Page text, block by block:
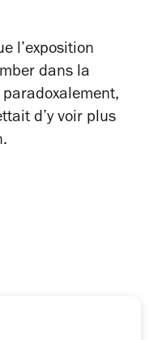
l’exposition
dans la
d’y voir plus